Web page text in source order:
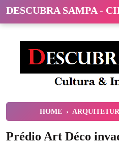
DESCUBRA SAMPA -
HOME ›
Prédio Art Déco